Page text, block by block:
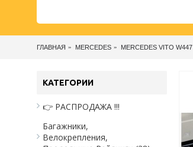
ГЛАВНАЯ MERCEDES MERCEDES VITO W447
КАТЕГОРИИ
👉 РАСПРОДАЖА !!!
Багажники,
Велокрепления,